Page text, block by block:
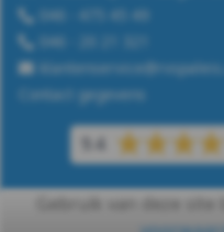
127B
-
A2
-
046 - 475 45 49
046 - 20 21 321
Contact gegevens
9.4
Gebruik van deze